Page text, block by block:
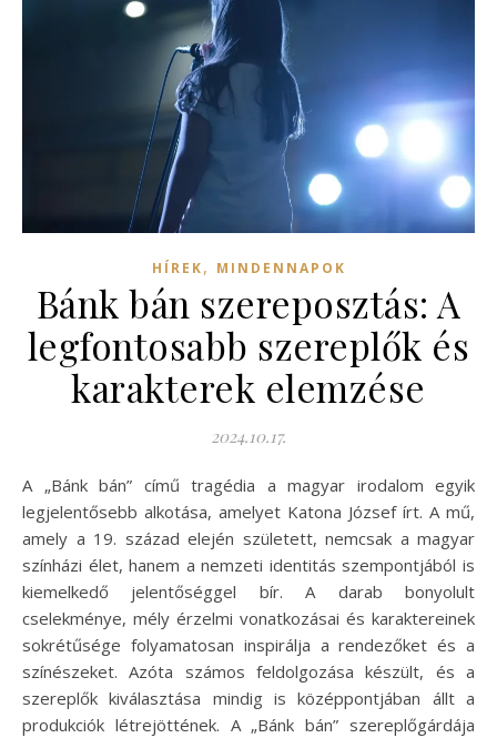
HÍREK, MINDENNAPOK
Bánk bán szereposztás: A
legfontosabb szereplők és
karakterek elemzése
2024.10.17.
A „Bánk bán” című tragédia a magyar irodalom egyik
legjelentősebb alkotása, amelyet Katona József írt. A mű,
amely a 19. század elején született, nemcsak a magyar
színházi élet, hanem a nemzeti identitás szempontjából is
kiemelkedő jelentőséggel bír. A darab bonyolult
cselekménye, mély érzelmi vonatkozásai és karaktereinek
sokrétűsége folyamatosan inspirálja a rendezőket és a
színészeket. Azóta számos feldolgozása készült, és a
szereplők kiválasztása mindig is középpontjában állt a
produkciók létrejöttének. A „Bánk bán” szereplőgárdája